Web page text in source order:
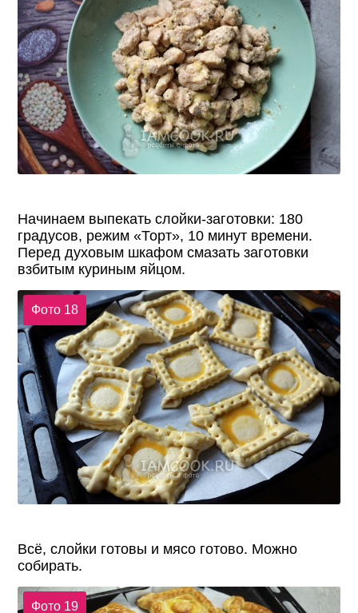
Начинаем выпекать слойки-заготовки: 180
градусов, режим «Торт», 10 минут времени.
Перед духовым шкафом смазать заготовки
взбитым куриным яйцом.
Фото 18
Всё, слойки готовы и мясо готово. Можно
собирать.
Фото 19